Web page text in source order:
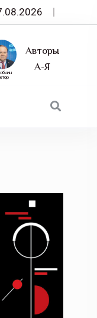
РА» приглашает на
Авторы
А-Я